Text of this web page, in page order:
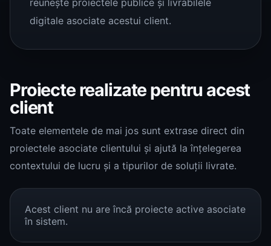
reunește proiectele publice și livrabilele
digitale asociate acestui client.
Proiecte realizate pentru acest
client
Toate elementele de mai jos sunt extrase direct din
proiectele asociate clientului și ajută la înțelegerea
contextului de lucru și a tipurilor de soluții livrate.
Acest client nu are încă proiecte active asociate
în sistem.